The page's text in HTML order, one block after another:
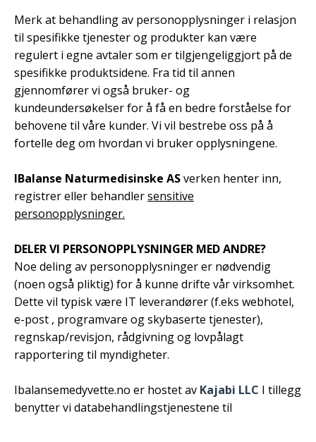
Merk at behandling av personopplysninger i relasjon
til spesifikke tjenester og produkter kan være
regulert i egne avtaler som er tilgjengeliggjort på de
spesifikke produktsidene. Fra tid til annen
gjennomfører vi også bruker- og
kundeundersøkelser for å få en bedre forståelse for
behovene til våre kunder. Vi vil bestrebe oss på å
fortelle deg om hvordan vi bruker opplysningene.
IBalanse Naturmedisinske ASverken henter inn,
registrer eller behandlersensitive
personopplysninger.
DELER VI PERSONOPPLYSNINGER MED ANDRE?
Noe deling av personopplysninger er nødvendig
(noen også pliktig) for å kunne drifte vår virksomhet.
Dette vil typisk være IT leverandører (f.eks webhotel,
e-post , programvare og skybaserte tjenester),
regnskap/revisjon, rådgivning og lovpålagt
rapportering til myndigheter.
Ibalansemedyvette.no er hostet av Kajabi LLC I tillegg
benytter vi databehandlingstjenestene til